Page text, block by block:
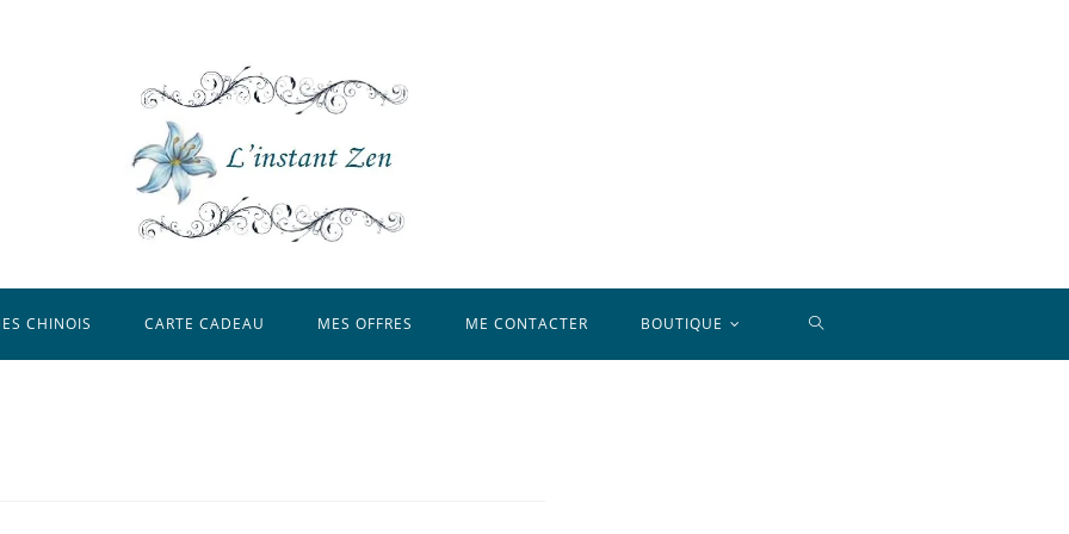
CHINOIS CARTE CADEAU MES OFFRES ME CONTACTER BOUTIQUE TOGGLE